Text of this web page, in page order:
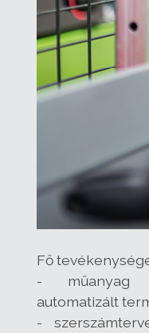
Fő tevék
- műanyag
automatizált
-